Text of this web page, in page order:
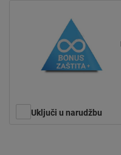
Uključi u narudžbu